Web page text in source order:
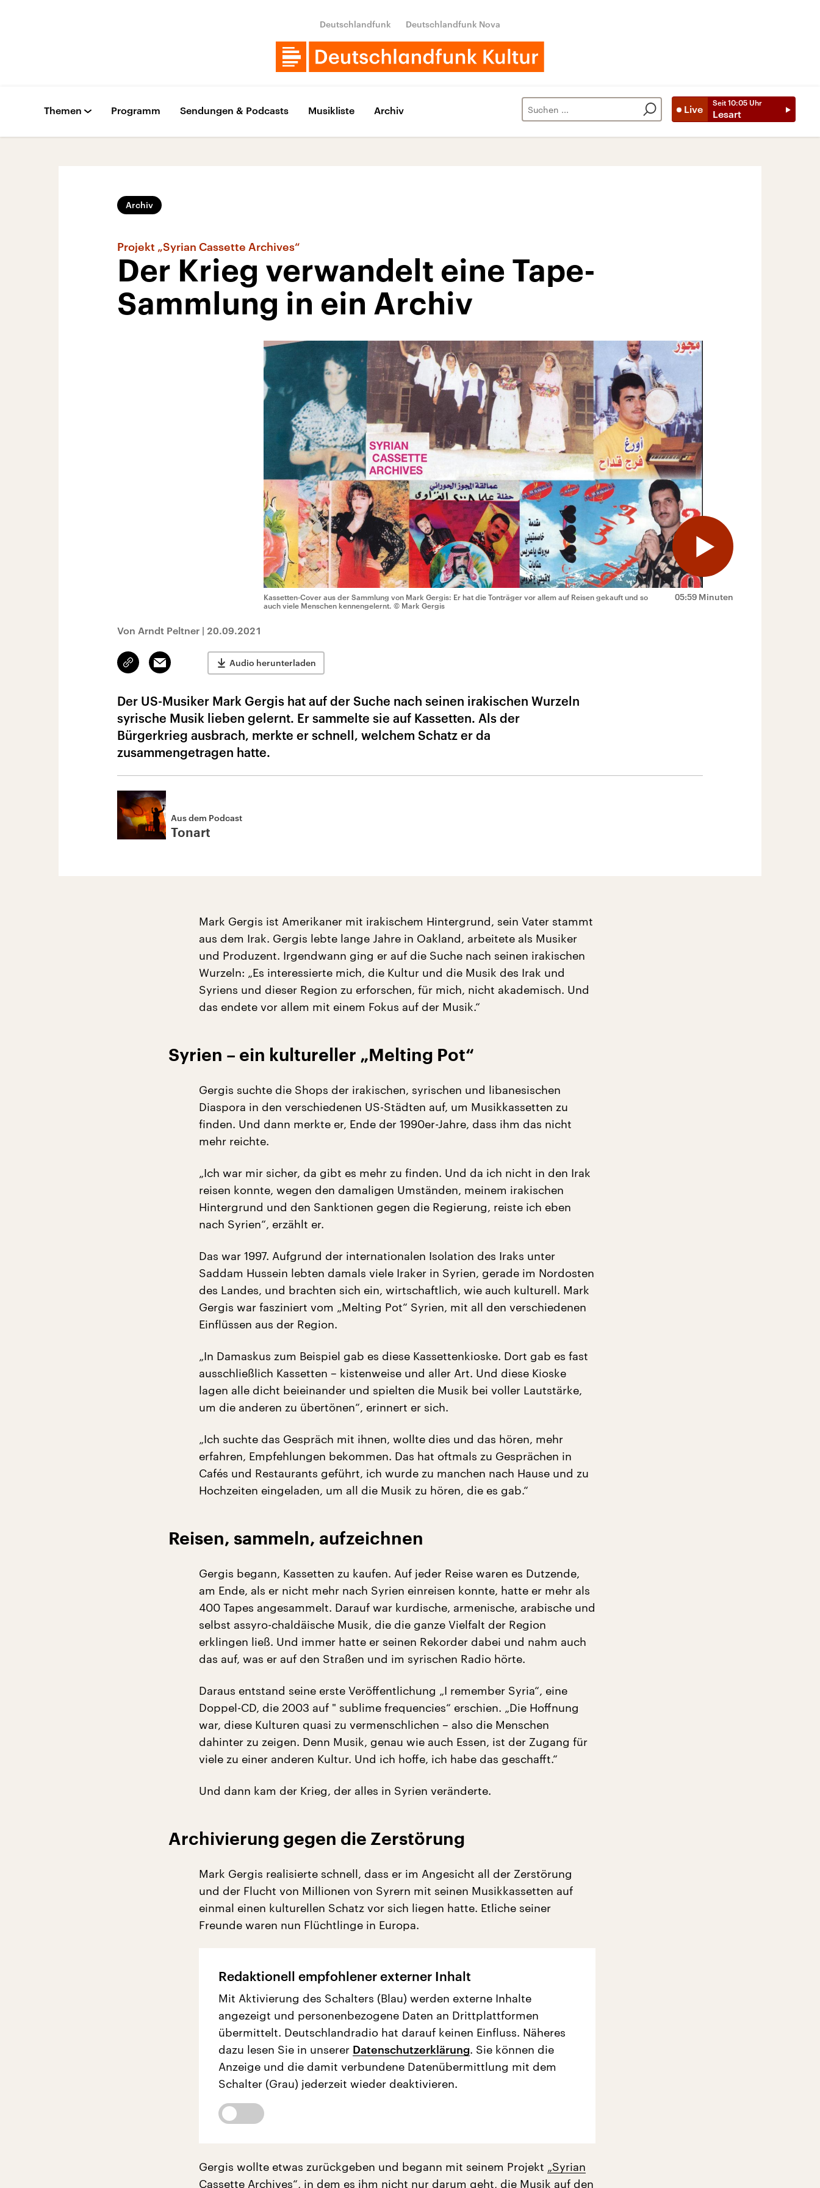
Deutschlandfunk Deutschlandfunk Nova
Live
Seit 10:05 Uhr
Lesart
Themen Programm Sendungen & Podcasts Musikliste Archiv
Archiv
Projekt „Syrian Cassette Archives“
Der Krieg verwandelt eine Tape-
Sammlung in ein Archiv
05:59 Minuten
Kassetten-Cover aus der Sammlung von Mark Gergis: Er hat die Tonträger vor allem auf Reisen gekauft und so
auch viele Menschen kennengelernt. © Mark Gergis
Von Arndt Peltner | 20.09.2021
Link
kopieren/teilen
Email Audio herunterladen
Der US-Musiker Mark Gergis hat auf der Suche nach seinen irakischen Wurzeln
syrische Musik lieben gelernt. Er sammelte sie auf Kassetten. Als der
Bürgerkrieg ausbrach, merkte er schnell, welchem Schatz er da
zusammengetragen hatte.
Aus dem Podcast
Tonart
Mark Gergis ist Amerikaner mit irakischem Hintergrund, sein Vater stammt
aus dem Irak. Gergis lebte lange Jahre in Oakland, arbeitete als Musiker
und Produzent. Irgendwann ging er auf die Suche nach seinen irakischen
Wurzeln: „Es interessierte mich, die Kultur und die Musik des Irak und
Syriens und dieser Region zu erforschen, für mich, nicht akademisch. Und
das endete vor allem mit einem Fokus auf der Musik.“
Syrien – ein kultureller „Melting Pot“
Gergis suchte die Shops der irakischen, syrischen und libanesischen
Diaspora in den verschiedenen US-Städten auf, um Musikkassetten zu
finden. Und dann merkte er, Ende der 1990er-Jahre, dass ihm das nicht
mehr reichte.
„Ich war mir sicher, da gibt es mehr zu finden. Und da ich nicht in den Irak
reisen konnte, wegen den damaligen Umständen, meinem irakischen
Hintergrund und den Sanktionen gegen die Regierung, reiste ich eben
nach Syrien“, erzählt er.
Das war 1997. Aufgrund der internationalen Isolation des Iraks unter
Saddam Hussein lebten damals viele Iraker in Syrien, gerade im Nordosten
des Landes, und brachten sich ein, wirtschaftlich, wie auch kulturell. Mark
Gergis war fasziniert vom „Melting Pot“ Syrien, mit all den verschiedenen
Einflüssen aus der Region.
„In Damaskus zum Beispiel gab es diese Kassettenkioske. Dort gab es fast
ausschließlich Kassetten – kistenweise und aller Art. Und diese Kioske
lagen alle dicht beieinander und spielten die Musik bei voller Lautstärke,
um die anderen zu übertönen“, erinnert er sich.
„Ich suchte das Gespräch mit ihnen, wollte dies und das hören, mehr
erfahren, Empfehlungen bekommen. Das hat oftmals zu Gesprächen in
Cafés und Restaurants geführt, ich wurde zu manchen nach Hause und zu
Hochzeiten eingeladen, um all die Musik zu hören, die es gab.“
Reisen, sammeln, aufzeichnen
Gergis begann, Kassetten zu kaufen. Auf jeder Reise waren es Dutzende,
am Ende, als er nicht mehr nach Syrien einreisen konnte, hatte er mehr als
400 Tapes angesammelt. Darauf war kurdische, armenische, arabische und
selbst assyro-chaldäische Musik, die die ganze Vielfalt der Region
erklingen ließ. Und immer hatte er seinen Rekorder dabei und nahm auch
das auf, was er auf den Straßen und im syrischen Radio hörte.
Daraus entstand seine erste Veröffentlichung „I remember Syria“, eine
Doppel-CD, die 2003 auf " sublime frequencies“ erschien. „Die Hoffnung
war, diese Kulturen quasi zu vermenschlichen – also die Menschen
dahinter zu zeigen. Denn Musik, genau wie auch Essen, ist der Zugang für
viele zu einer anderen Kultur. Und ich hoffe, ich habe das geschafft.“
Und dann kam der Krieg, der alles in Syrien veränderte.
Archivierung gegen die Zerstörung
Mark Gergis realisierte schnell, dass er im Angesicht all der Zerstörung
und der Flucht von Millionen von Syrern mit seinen Musikkassetten auf
einmal einen kulturellen Schatz vor sich liegen hatte. Etliche seiner
Freunde waren nun Flüchtlinge in Europa.
Redaktionell empfohlener externer Inhalt
Mit Aktivierung des Schalters (Blau) werden externe Inhalte
angezeigt und personenbezogene Daten an Drittplattformen
übermittelt. Deutschlandradio hat darauf keinen Einfluss. Näheres
dazu lesen Sie in unserer Datenschutzerklärung. Sie können die
Anzeige und die damit verbundene Datenübermittlung mit dem
Schalter (Grau) jederzeit wieder deaktivieren.
Gergis wollte etwas zurückgeben und begann mit seinem Projekt „Syrian
Cassette Archives“, in dem es ihm nicht nur darum geht, die Musik auf den